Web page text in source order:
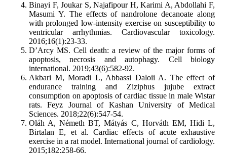
Binayi F, Joukar S, Najafipour H, Karimi A, Abdollahi F,
Masumi Y. The effects of nandrolone decanoate along
with prolonged low-intensity exercise on susceptibility to
ventricular arrhythmias. Cardiovascular toxicology.
2016;16(1):23-33.
D’Arcy MS. Cell death: a review of the major forms of
apoptosis, necrosis and autophagy. Cell biology
international. 2019;43(6):582-92.
Akbari M, Moradi L, Abbassi Daloii A. The effect of
endurance training and Ziziphus jujube extract
consumption on apoptosis of cardiac tissue in male Wistar
rats. Feyz Journal of Kashan University of Medical
Sciences. 2018;22(6):547-54.
Oláh A, Németh BT, Mátyás C, Horváth EM, Hidi L,
Birtalan E, et al. Cardiac effects of acute exhaustive
exercise in a rat model. International journal of cardiology.
2015;182:258-66.